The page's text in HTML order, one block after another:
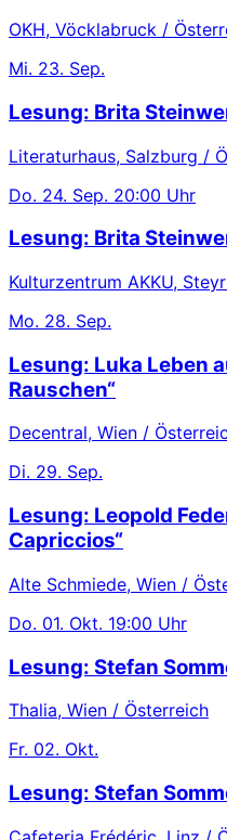
OKH, Vöcklabruck /
Mi. 23. Sep.
Lesung: Brita
Literaturhaus, Salzburg /
Do. 24. Sep. 20:00 Uhr
Lesung: Brita
Kulturzentrum AKKU,
Mo. 28. Sep.
Lesung: Luka Leben
Rauschen“
Decentral, Wien /
Di. 29. Sep.
Lesung: Leopold
Capriccios“
Alte Schmiede, Wien /
Do. 01. Okt. 19:00 Uhr
Lesung: Stefan
Thalia, Wien / Österreich
Fr. 02. Okt.
Lesung: Stefan